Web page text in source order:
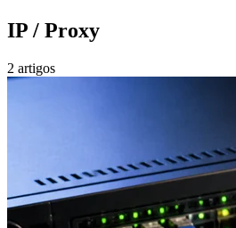
IP / Proxy
2 artigos